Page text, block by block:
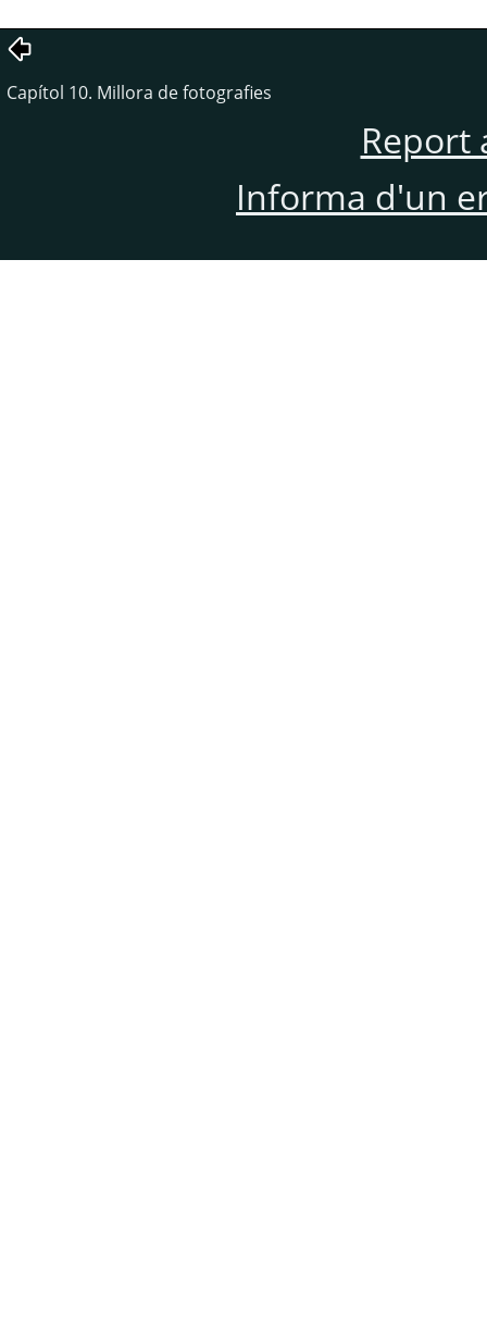
Capítol 10. Millora de fotografies
Report
Informa d'un